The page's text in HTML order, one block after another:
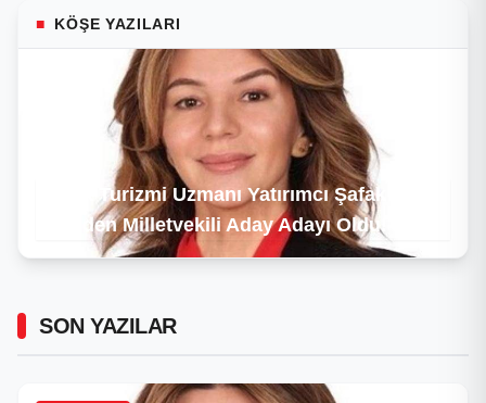
■ KÖŞE YAZILARI
Sağlık Turizmi Uzmanı Yatırımcı Şafak Sol,
CHP’den Milletvekili Aday Adayı Oldu!
SON YAZILAR